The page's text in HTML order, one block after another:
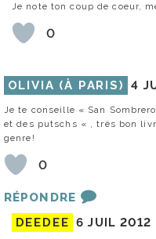
Je note ton coup de coeur,
0
OLIVIA (À PARIS) 4
Je te conseille « San
et des putschs « , très bon
genre!
0
RÉPONDRE
DEEDEE 6 JUIL 2012